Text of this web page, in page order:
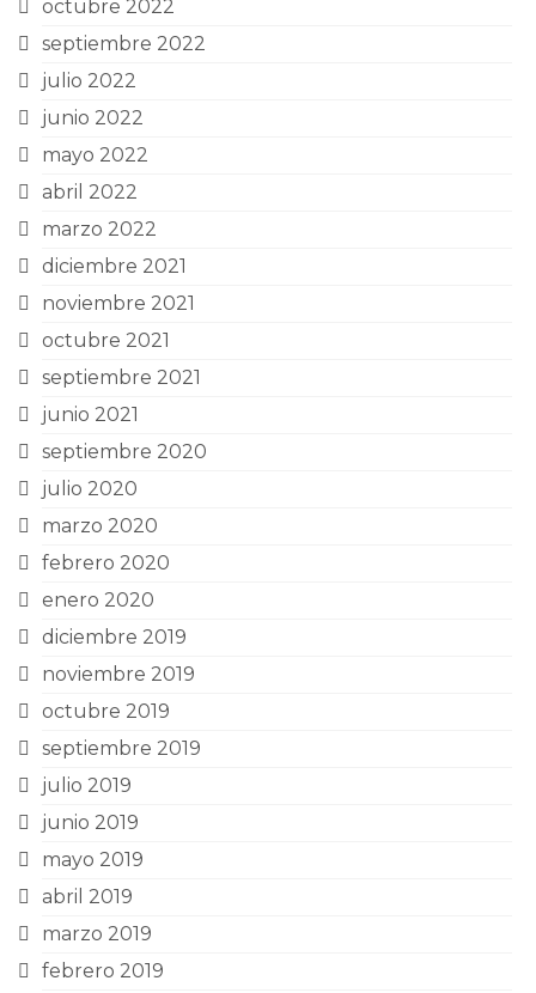
octubre 2022
septiembre 2022
julio 2022
junio 2022
mayo 2022
abril 2022
marzo 2022
diciembre 2021
noviembre 2021
octubre 2021
septiembre 2021
junio 2021
septiembre 2020
julio 2020
marzo 2020
febrero 2020
enero 2020
diciembre 2019
noviembre 2019
octubre 2019
septiembre 2019
julio 2019
junio 2019
mayo 2019
abril 2019
marzo 2019
febrero 2019